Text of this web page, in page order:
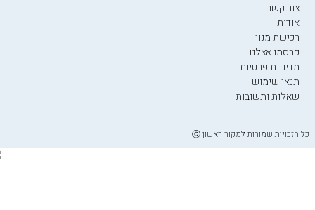
צור קשר
אודות
רכישת מנוי
פרסמו אצלנו
מדיניות פרטיות
תנאי שימוש
שאלות ותשובות
כל הזכויות שמורות למקור ראשון ⓒ